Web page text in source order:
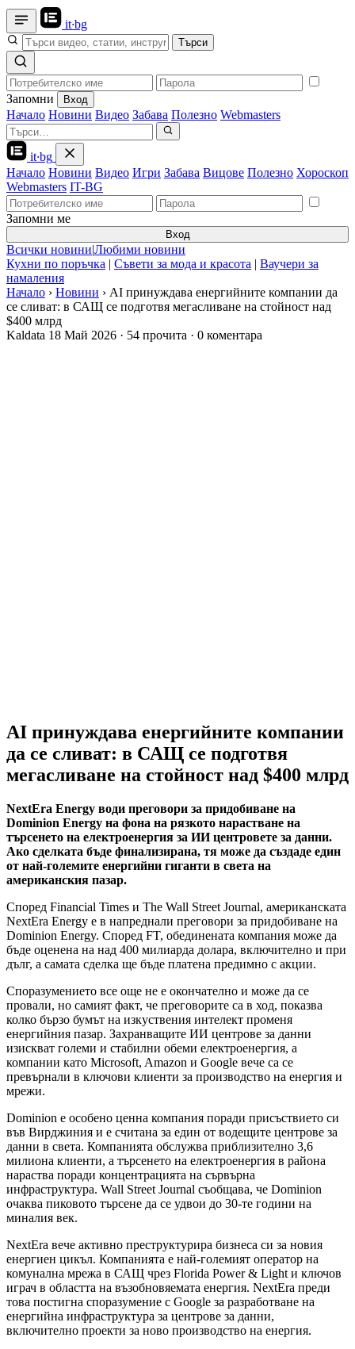
it·bg
Търси
Запомни Вход
Начало Новини Видео Забава Полезно Webmasters
it·bg
Начало Новини Видео Игри Забава Вицове Полезно Хороскоп
Webmasters IT-BG
Запомни ме
Вход
Всички новини|Любими новини
Кухни по поръчка | Съвети за мода и красота | Ваучери за
намаления
Начало › Новини › AI принуждава енергийните компании да
се сливат: в САЩ се подготвя мегасливане на стойност над
$400 млрд
Kaldata 18 Май 2026 · 54 прочита · 0 коментара
AI принуждава енергийните компании
да се сливат: в САЩ се подготвя
мегасливане на стойност над $400 млрд
NextEra Energy води преговори за придобиване на
Dominion Energy на фона на рязкото нарастване на
търсенето на електроенергия за ИИ центровете за данни.
Ако сделката бъде финализирана, тя може да създаде един
от най-големите енергийни гиганти в света на
американския пазар.
Според Financial Times и The Wall Street Journal, американската
NextEra Energy е в напреднали преговори за придобиване на
Dominion Energy. Според FT, обединената компания може да
бъде оценена на над 400 милиарда долара, включително и при
дълг, а самата сделка ще бъде платена предимно с акции.
Споразумението все още не е окончателно и може да се
провали, но самият факт, че преговорите са в ход, показва
колко бързо бумът на изкуствения интелект променя
енергийния пазар. Захранващите ИИ центрове за данни
изискват големи и стабилни обеми електроенергия, а
компании като Microsoft, Amazon и Google вече са се
превърнали в ключови клиенти за производство на енергия и
мрежи.
Dominion е особено ценна компания поради присъствието си
във Вирджиния и е считана за един от водещите центрове за
данни в света. Компанията обслужва приблизително 3,6
милиона клиенти, а търсенето на електроенергия в района
нараства поради концентрацията на сървърна
инфраструктура. Wall Street Journal съобщава, че Dominion
очаква пиковото търсене да се удвои до 30-те години на
миналия век.
NextEra вече активно преструктурира бизнеса си за новия
енергиен цикъл. Компанията е най-големият оператор на
комунална мрежа в САЩ чрез Florida Power & Light и ключов
играч в областта на възобновяемата енергия. NextEra преди
това постигна споразумение с Google за разработване на
енергийна инфраструктура за центрове за данни,
включително проекти за ново производство на енергия.